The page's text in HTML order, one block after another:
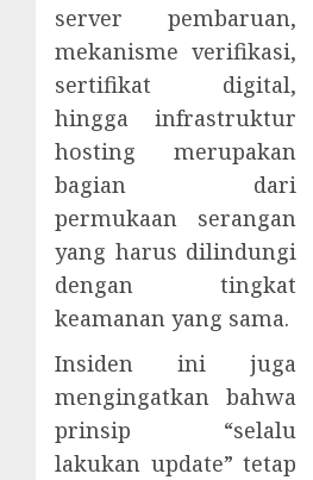
server pembaruan,
mekanisme verifikasi,
sertifikat digital,
hingga infrastruktur
hosting merupakan
bagian dari
permukaan serangan
yang harus dilindungi
dengan tingkat
keamanan yang sama.
Insiden ini juga
mengingatkan bahwa
prinsip “selalu
lakukan update” tetap